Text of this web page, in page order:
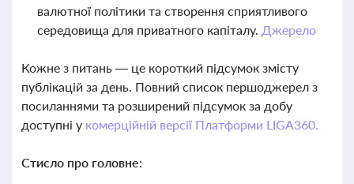
валютної політики та створення сприятливого
середовища для приватного капіталу. Джерело
Кожне з питань — це короткий підсумок змісту
публікацій за день. Повний список першоджерел з
посиланнями та розширений підсумок за добу
доступні у комерційній версії Платформи LIGA360.
Стисло про головне: